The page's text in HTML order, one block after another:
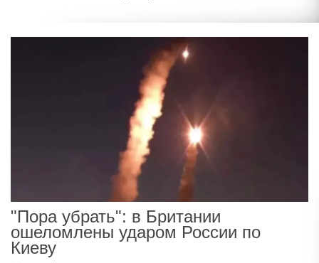
"Пора убрать": в Британии
ошеломлены ударом России по
Киеву